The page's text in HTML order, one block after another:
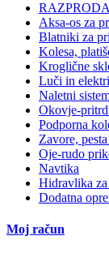
Aksa-os za
Blatniki za
Kolesa,
Kroglične
Luči in
Naletni
Okovje-
Podporna
Zavore,
Oje-rudo
Navtika
Hidravlika
Dodatna
Moj račun